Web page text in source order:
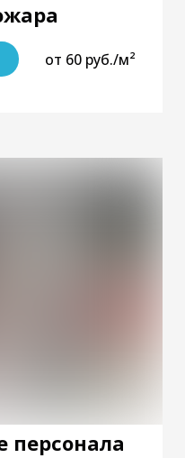
от 60 руб./м²
персонала